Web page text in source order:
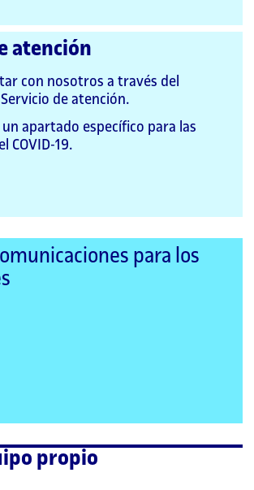
atención
con nosotros a través del
de atención.
apartado específico para las
COVID-19.
para los
propio